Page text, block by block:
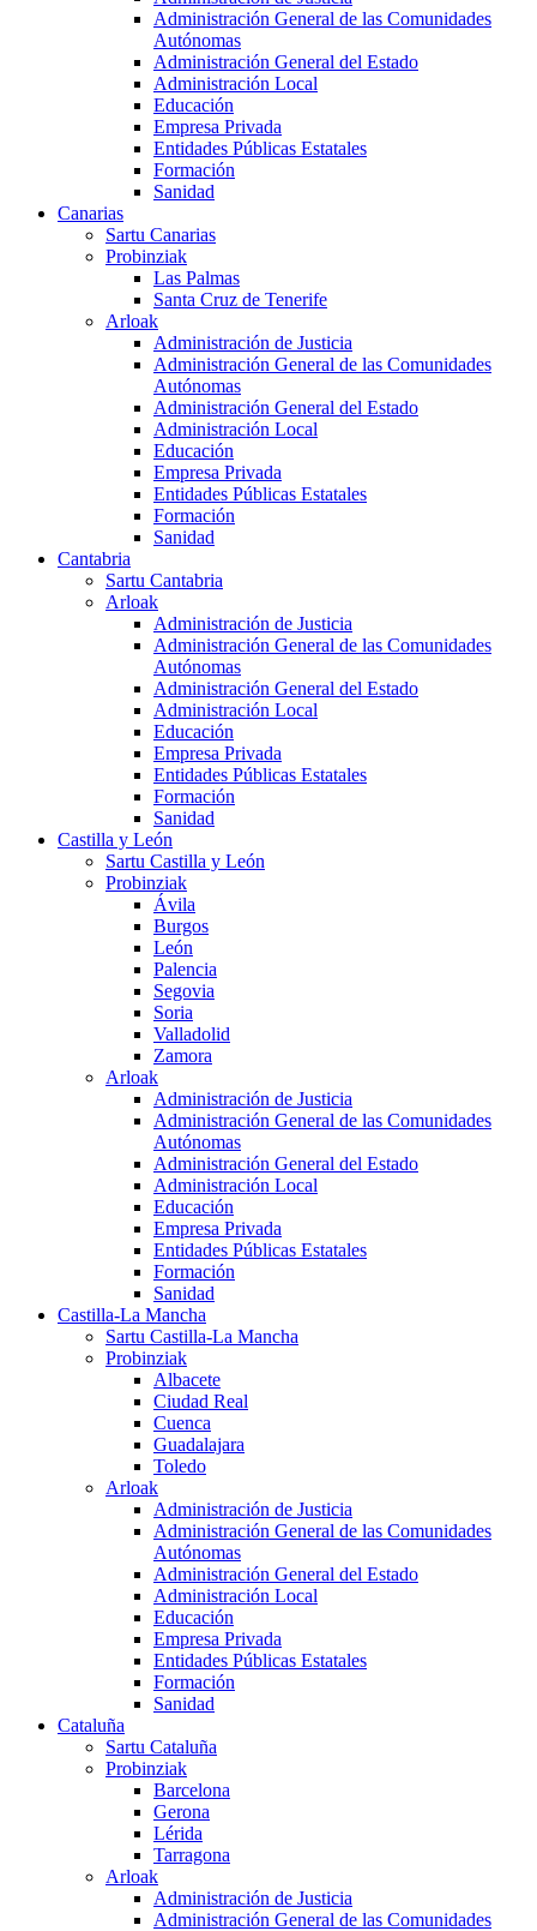
Administración General de las Comunidades
Autónomas
Administración General del Estado
Administración Local
Educación
Empresa Privada
Entidades Públicas Estatales
Formación
Sanidad
Canarias
Sartu Canarias
Probinziak
Las Palmas
Santa Cruz de Tenerife
Arloak
Administración de Justicia
Administración General de las Comunidades
Autónomas
Administración General del Estado
Administración Local
Educación
Empresa Privada
Entidades Públicas Estatales
Formación
Sanidad
Cantabria
Sartu Cantabria
Arloak
Administración de Justicia
Administración General de las Comunidades
Autónomas
Administración General del Estado
Administración Local
Educación
Empresa Privada
Entidades Públicas Estatales
Formación
Sanidad
Castilla y León
Sartu Castilla y León
Probinziak
Ávila
Burgos
León
Palencia
Segovia
Soria
Valladolid
Zamora
Arloak
Administración de Justicia
Administración General de las Comunidades
Autónomas
Administración General del Estado
Administración Local
Educación
Empresa Privada
Entidades Públicas Estatales
Formación
Sanidad
Castilla-La Mancha
Sartu Castilla-La Mancha
Probinziak
Albacete
Ciudad Real
Cuenca
Guadalajara
Toledo
Arloak
Administración de Justicia
Administración General de las Comunidades
Autónomas
Administración General del Estado
Administración Local
Educación
Empresa Privada
Entidades Públicas Estatales
Formación
Sanidad
Cataluña
Sartu Cataluña
Probinziak
Barcelona
Gerona
Lérida
Tarragona
Arloak
Administración de Justicia
Administración General de las Comunidades